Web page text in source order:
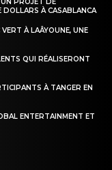
PROJET DE
À CASABLANCA
À LAÂYOUNE, UNE
QUI RÉALISERONT
À TANGER EN
ENTERTAINMENT ET